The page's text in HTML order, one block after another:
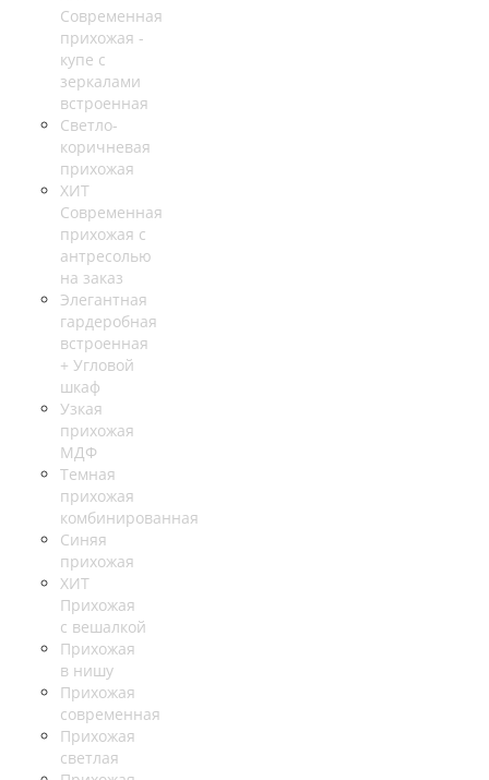
Современная
прихожая -
купе с
зеркалами
встроенная
Светло-
коричневая
прихожая
ХИТ
Современная
прихожая с
антресолью
на заказ
Элегантная
гардеробная
встроенная
+ Угловой
шкаф
Узкая
прихожая
МДФ
Темная
прихожая
комбинированная
Синяя
прихожая
ХИТ
Прихожая
с вешалкой
Прихожая
в нишу
Прихожая
современная
Прихожая
светлая